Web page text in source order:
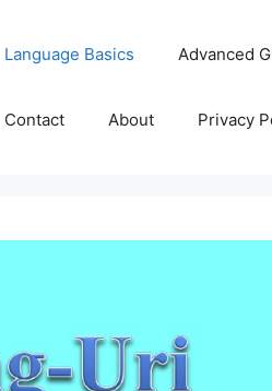
Language Basics Advanced
Contact About Privacy